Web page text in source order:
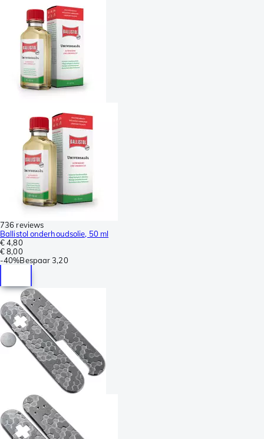
736 reviews
Ballistol onderhoudsolie, 50 ml
€ 4,80
€ 8,00
-40%Bespaar 3,20